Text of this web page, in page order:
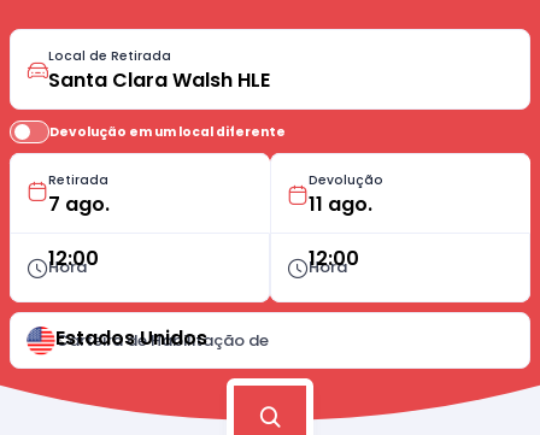
Local de Retirada
Devolução em um local diferente
Retirada
Hora
12:00
Devolução
Hora
12:00
Carteira de Habilitação de
Estados Unidos